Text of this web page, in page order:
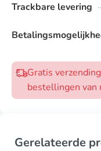
Trackbare levering
Gratis
bestellingen van
Gerelateerde